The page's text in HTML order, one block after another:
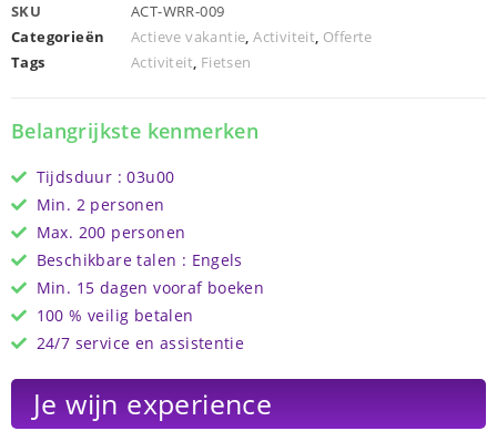
SKU
ACT-WRR-009
Categorieën
Actieve vakantie,Activiteit, Offerte
Tags
Activiteit, Fietsen
Belangrijkste kenmerken
Tijdsduur : 03u00
Min. 2 personen
Max. 200 personen
Beschikbare talen : Engels
Min. 15 dagen vooraf boeken
100 % veilig betalen
24/7 service en assistentie
Je wijn experience